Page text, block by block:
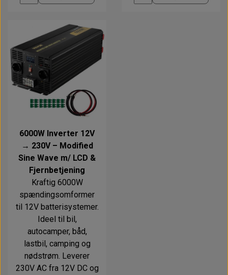
6000W Inverter 12V
→ 230V – Modified
Sine Wave m/ LCD &
Fjernbetjening
Kraftig 6000W
spændingsomformer
til 12V batterisystemer.
Ideel til bil,
autocamper, båd,
lastbil, camping og
nødstrøm. Leverer
230V AC fra 12V DC og